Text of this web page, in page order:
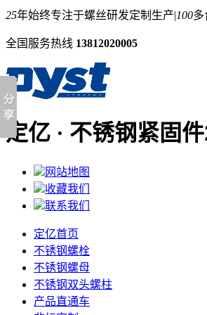
25年始终专注于螺丝研发定制生产|100多
全国服务热线 13812020005
定亿 · 不锈钢紧固件
网站地图
收藏我们
联系我们
定亿首页
不锈钢螺栓
不锈钢螺母
不锈钢双头螺柱
产品直通车